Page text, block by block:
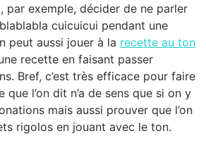
par exemple, décider de ne parler
cuicuicui pendant une
peut aussi jouer à la recette au ton
recette en faisant passer
Bref, c’est très efficace pour faire
l’on dit n’a de sens que si on y
mais aussi prouver que l’on
rigolos en jouant avec le ton.